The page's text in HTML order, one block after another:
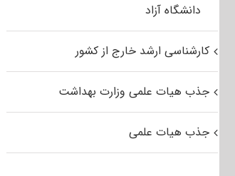
دانشگاه آزاد
کارشناسی ارشد خارج از کشور
جذب هیات علمی وزارت بهداشت
جذب هیات علمی